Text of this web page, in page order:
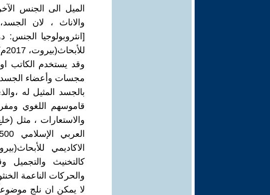
الميل الى الجنس
والاناث ، لان
[انثروبولوجيا
للأبحاث(بيروت، 2017م)،ص163.]
وقد يستخدم الكاتب
مجسات وأعضاء الجسد،
بالجسد المثيل له
قاموسهم اللغوي
والاستعارات ، مثل
كالتخنيث
والحركات الناعمة
لا يمكن ان نلج